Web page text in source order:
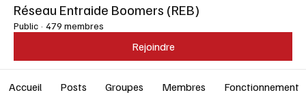
Réseau Entraide Boomers (REB)
Public · 479 membres
Rejoindre
Accueil Posts Groupes Membres Fonctionnement